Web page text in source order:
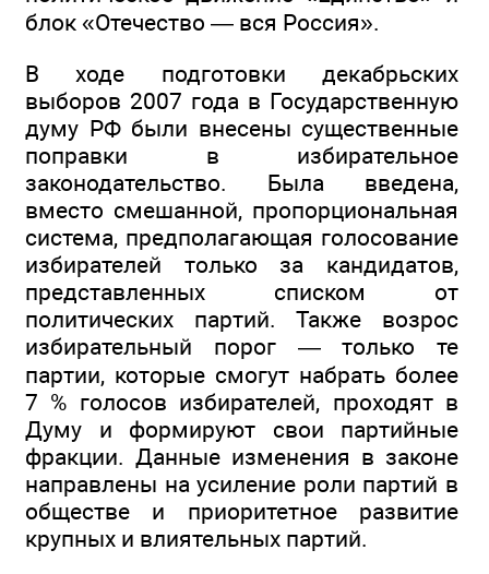
блок «Отечество — вся Россия».
В ходе подготовки декабрьских
выборов 2007 года в Государственную
думу РФ были внесены существенные
поправки в избирательное
законодательство. Была введена,
вместо смешанной, пропорциональная
система, предполагающая голосование
избирателей только за кандидатов,
представленных списком от
политических партий. Также возрос
избирательный порог — только те
партии, которые смогут набрать более
7 % голосов избирателей, проходят в
Думу и формируют свои партийные
фракции. Данные изменения в законе
направлены на усиление роли партий в
обществе и приоритетное развитие
крупных и влиятельных партий.